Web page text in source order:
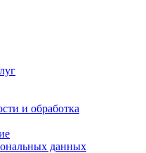
и обработка
данных